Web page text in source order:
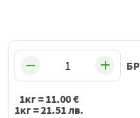
БР
1кг = 11.00€
1кг =21.51лв.